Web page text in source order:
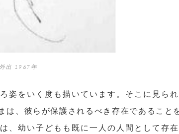
出 1967年
姿をいく度も描いています。そこに見ら
は、彼らが保護されるべき存在であること
、幼い子どもも既に一人の人間として存